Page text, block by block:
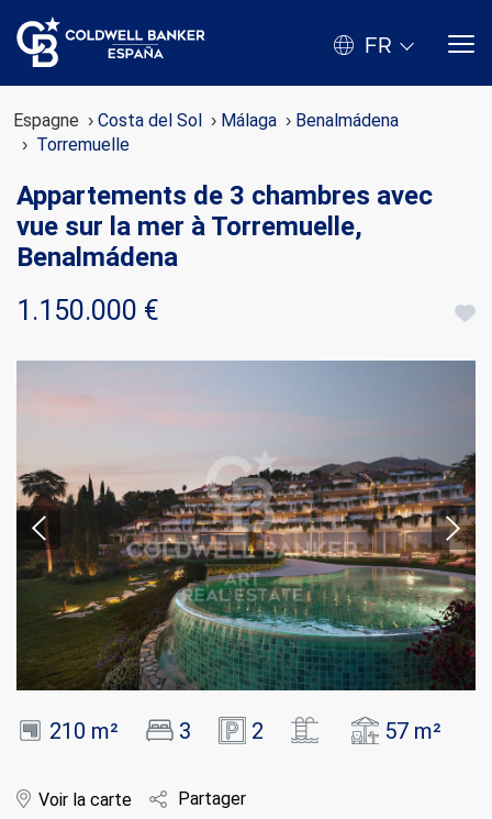
FR
Espagne Costa del Sol Málaga
Benalmádena
Torremuelle
Appartements de 3 chambres avec
vue sur la mer à Torremuelle,
Benalmádena
1.150.000 €
210 m² 3 2 57 m²
Voir la carte Partager